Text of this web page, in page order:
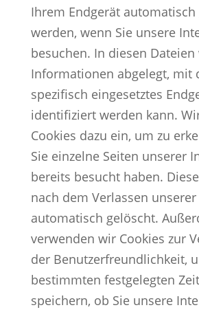
Ihrem Endgerät
werden, wenn Sie unsere
besuchen. In diesen Dateien
Informationen abgelegt, mit
spezifisch eingesetztes
identifiziert werden kann.
Cookies dazu ein, um zu
Sie einzelne Seiten unserer
bereits besucht haben.
nach dem Verlassen
automatisch gelöscht.
verwenden wir Cookies zur
der Benutzerfreundlichkeit,
bestimmten festgelegten
speichern, ob Sie unsere